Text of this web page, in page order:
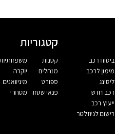
ביטוח רכב
מימון לרכב
ליסינג
רכב חדש
ייעוץ רכב
רישום לניוזלטר
קטגוריות
קטנות
מנהלים
ספורט
פנאי שטח
יוקרה
מיניוואנים
מסחרי